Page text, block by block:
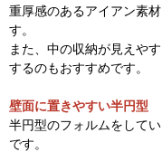
重厚感のあるアイアン素
す。
また、中の収納が見えや
するのもおすすめです。
壁面に置きやすい半円型
半円型のフォルムをして
です。